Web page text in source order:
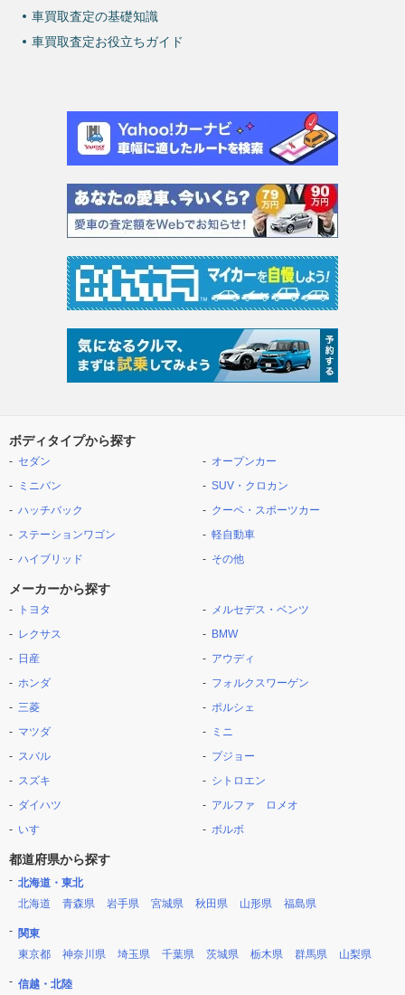
車買取査定の基礎知識
車買取査定お役立ちガイド
ボディタイプから探す
セダン
ミニバン
ハッチバック
ステーションワゴン
ハイブリッド
オープンカー
SUV・クロカン
クーペ・スポーツカー
軽自動車
その他
メーカーから探す
トヨタ
レクサス
日産
ホンダ
三菱
マツダ
スバル
スズキ
ダイハツ
いすゞ
メルセデス・ベンツ
BMW
アウディ
フォルクスワーゲン
ポルシェ
ミニ
プジョー
シトロエン
アルファ ロメオ
ボルボ
都道府県から探す
北海道・東北
北海道
青森県 岩手県 宮城県 秋田県 山形県 福島県
関東
東京都
神奈川県 埼玉県 千葉県 茨城県 栃木県 群馬県 山梨県
信越・北陸